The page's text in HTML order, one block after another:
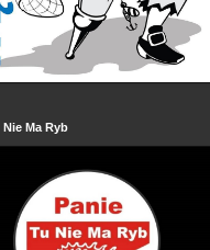
Nie Ma Ryb